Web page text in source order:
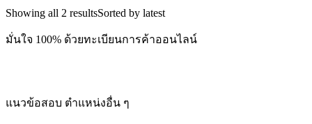
Showing all 2 resultsSorted by latest
มั่นใจ 100% ด้วยทะเบียนการค้าออนไลน์
แนวข้อสอบ ตำแหน่งอื่น ๆ